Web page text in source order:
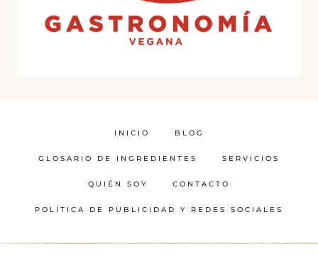
INICIO BLOG
GLOSARIO DE INGREDIENTES SERVICIOS
QUIÉN SOY CONTACTO
POLÍTICA DE PUBLICIDAD Y REDES SOCIALES